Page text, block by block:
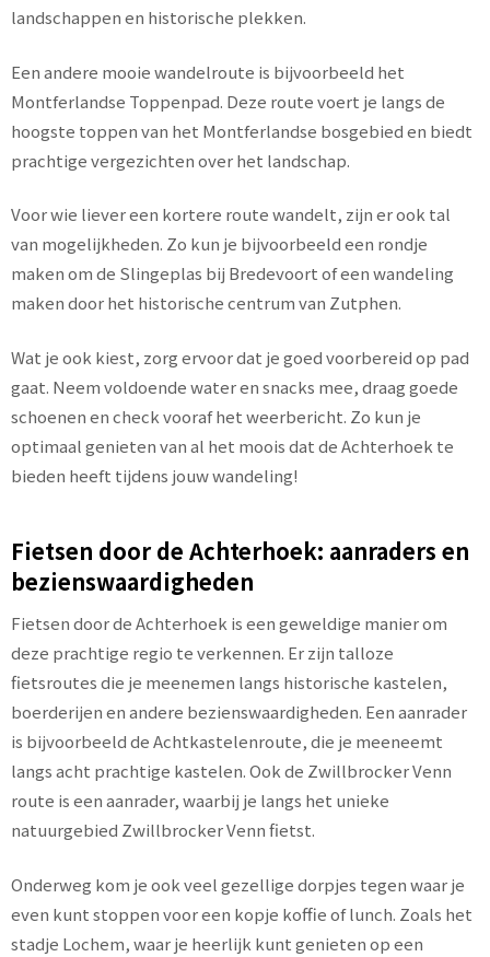
landschappen en historische plekken.
Een andere mooie wandelroute is bijvoorbeeld het
Montferlandse Toppenpad. Deze route voert je langs de
hoogste toppen van het Montferlandse bosgebied en biedt
prachtige vergezichten over het landschap.
Voor wie liever een kortere route wandelt, zijn er ook tal
van mogelijkheden. Zo kun je bijvoorbeeld een rondje
maken om de Slingeplas bij Bredevoort of een wandeling
maken door het historische centrum van Zutphen.
Wat je ook kiest, zorg ervoor dat je goed voorbereid op pad
gaat. Neem voldoende water en snacks mee, draag goede
schoenen en check vooraf het weerbericht. Zo kun je
optimaal genieten van al het moois dat de Achterhoek te
bieden heeft tijdens jouw wandeling!
Fietsen door de Achterhoek: aanraders en
bezienswaardigheden
Fietsen door de Achterhoek is een geweldige manier om
deze prachtige regio te verkennen. Er zijn talloze
fietsroutes die je meenemen langs historische kastelen,
boerderijen en andere bezienswaardigheden. Een aanrader
is bijvoorbeeld de Achtkastelenroute, die je meeneemt
langs acht prachtige kastelen. Ook de Zwillbrocker Venn
route is een aanrader, waarbij je langs het unieke
natuurgebied Zwillbrocker Venn fietst.
Onderweg kom je ook veel gezellige dorpjes tegen waar je
even kunt stoppen voor een kopje koffie of lunch. Zoals het
stadje Lochem, waar je heerlijk kunt genieten op een